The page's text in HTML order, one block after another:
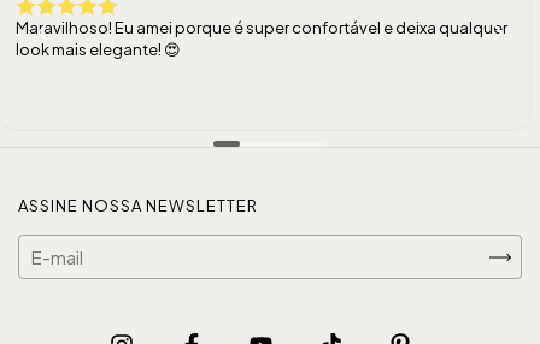
Maravilhoso! Eu amei porque é super confortável e deixa qualquer
look mais elegante! 😍
ASSINE NOSSA NEWSLETTER